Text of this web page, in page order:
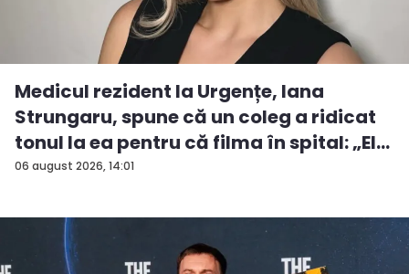
06 august 2026, 14:01
Medicul rezident la Urgențe, Iana
Strungaru, spune că un coleg a ridicat
tonul la ea pentru că filma în spital: „El
a...